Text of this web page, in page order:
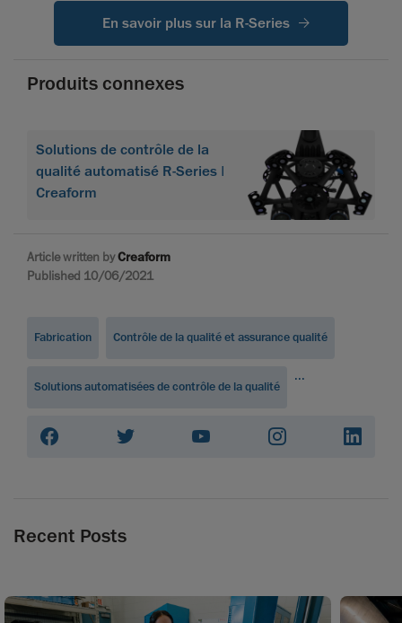
En savoir plus sur la R-Series
Produits connexes
Solutions de contrôle de la
qualité automatisé R-Series |
Creaform
Article written byCreaform
Published 10/06/2021
Fabrication Contrôle de la qualité et assurance qualité
Solutions automatisées de contrôle de la qualité
...
Recent Posts